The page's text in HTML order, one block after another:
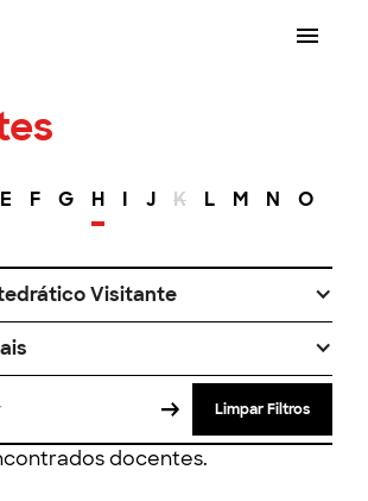
E F G H I J K L M N O
Visitante
Limpar Filtros
docentes.